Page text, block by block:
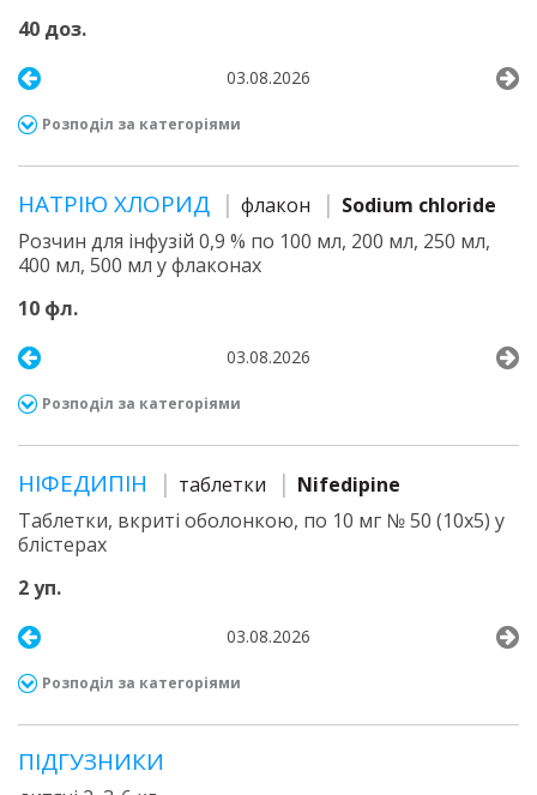
40 доз.
03.08.2026
Розподіл за категоріями
НАТРІЮ ХЛОРИД флакон
Sodium chloride
Розчин для інфузій 0,9 % по 100 мл, 200 мл, 250 мл,
400 мл, 500 мл у флаконах
10 фл.
03.08.2026
Розподіл за категоріями
НІФЕДИПІН таблетки
Nifedipine
Таблетки, вкриті оболонкою, по 10 мг № 50 (10х5) у
блістерах
2 уп.
03.08.2026
Розподіл за категоріями
ПІДГУЗНИКИ